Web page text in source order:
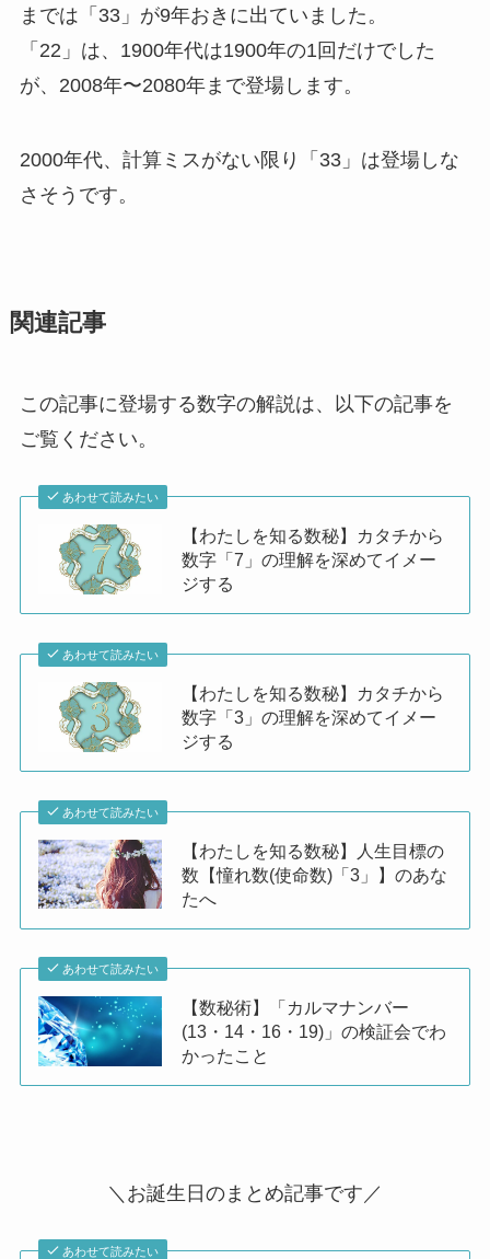
までは「33」が9年おきに出ていました。
「22」は、1900年代は1900年の1回だけでした
が、2008年〜2080年まで登場します。
2000年代、計算ミスがない限り「33」は登場しな
さそうです。
関連記事
この記事に登場する数字の解説は、以下の記事を
ご覧ください。
あわせて読みたい
【わたしを知る数秘】カタチから
数字「7」の理解を深めてイメー
ジする
あわせて読みたい
【わたしを知る数秘】カタチから
数字「3」の理解を深めてイメー
ジする
あわせて読みたい
【わたしを知る数秘】人生目標の
数【憧れ数(使命数)「3」】のあな
たへ
あわせて読みたい
【数秘術】「カルマナンバー
(13・14・16・19)」の検証会でわ
かったこと
＼お誕生日のまとめ記事です／
あわせて読みたい